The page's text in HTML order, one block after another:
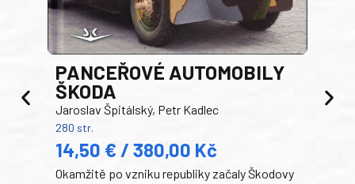
PANCEŘOVÉ AUTOMOBILY
ŠKODA
Jaroslav Špitálský, Petr Kadlec
280 str.
14,50 € / 380,00 Kč
Okamžitě po vzniku republiky začaly Škodovy